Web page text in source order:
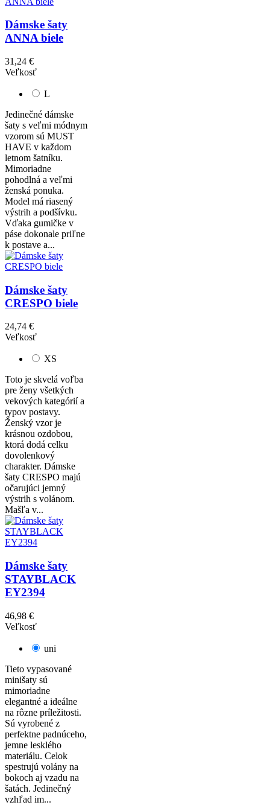
Dámske šaty
ANNA biele
31,24 €
Veľkosť
L
Jedinečné dámske
šaty s veľmi módnym
vzorom sú MUST
HAVE v každom
letnom šatníku.
Mimoriadne
pohodlná a veľmi
ženská ponuka.
Model má riasený
výstrih a podšívku.
Vďaka gumičke v
páse dokonale priľne
k postave a...
Dámske šaty
CRESPO biele
24,74 €
Veľkosť
XS
Toto je skvelá voľba
pre ženy všetkých
vekových kategórií a
typov postavy.
Ženský vzor je
krásnou ozdobou,
ktorá dodá celku
dovolenkový
charakter. Dámske
šaty CRESPO majú
očarujúci jemný
výstrih s volánom.
Mašľa v...
Dámske šaty
STAYBLACK
EY2394
46,98 €
Veľkosť
uni
Tieto vypasované
minišaty sú
mimoriadne
elegantné a ideálne
na rôzne príležitosti.
Sú vyrobené z
perfektne padnúceho,
jemne lesklého
materiálu. Celok
spestrujú volány na
bokoch aj vzadu na
šatách. Jedinečný
vzhľad im...